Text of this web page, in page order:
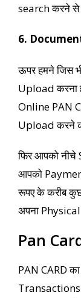
search करने से
6.
ऊपर हमने जिस
Upload करना
Online PAN
Upload करने
फिर आपको नीचे
आपको
रूपए के करीब
अपना Physical
Pan
PAN CARD